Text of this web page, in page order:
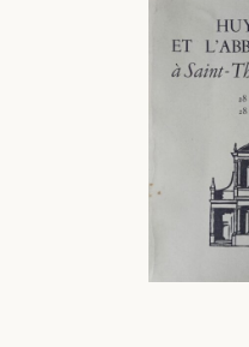
Langues étrangères